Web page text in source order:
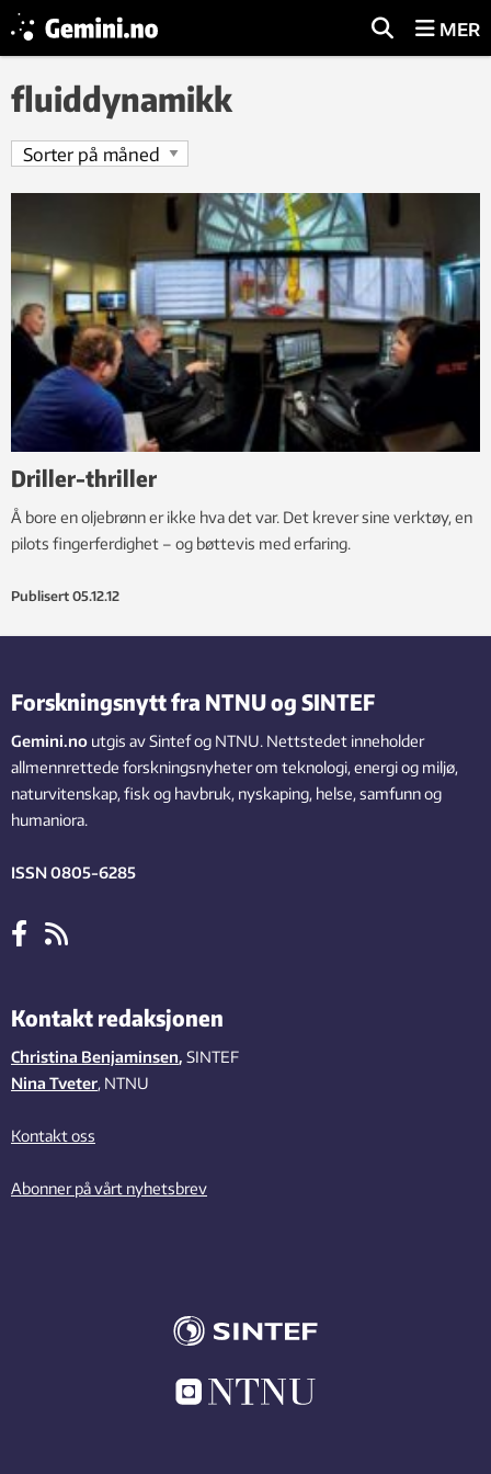
MER
fluiddynamikk
Driller-thriller
Å bore en oljebrønn er ikke hva det var. Det krever sine verktøy, en
pilots fingerferdighet – og bøttevis med erfaring.
Publisert 05.12.12
Forskningsnytt fra NTNU og SINTEF
Gemini.no utgis av Sintef og NTNU. Nettstedet inneholder
allmennrettede forskningsnyheter om teknologi, energi og miljø,
naturvitenskap, fisk og havbruk, nyskaping, helse, samfunn og
humaniora.
ISSN 0805-6285
Kontakt redaksjonen
Christina Benjaminsen, SINTEF
Nina Tveter, NTNU
Kontakt oss
Abonner på vårt nyhetsbrev